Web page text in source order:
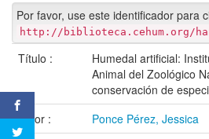
Por favor, use este identificador para
http://biblioteca.cehum.org/
Título :
Humedal artificial:
Animal del Zoológico
conservación de
Autor :
Ponce Pérez, Jessica